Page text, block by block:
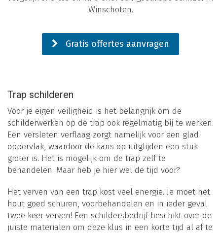
Winschoten.
Gratis offertes aanvragen
Trap schilderen
Voor je eigen veiligheid is het belangrijk om de
schilderwerken op de trap ook regelmatig bij te werken.
Een versleten verflaag zorgt namelijk voor een glad
oppervlak, waardoor de kans op uitglijden een stuk
groter is. Het is mogelijk om de trap zelf te
behandelen. Maar heb je hier wel de tijd voor?
Het verven van een trap kost veel energie. Je moet het
hout goed schuren, voorbehandelen en in ieder geval
twee keer verven! Een schildersbedrijf beschikt over de
juiste materialen om deze klus in een korte tijd al af te